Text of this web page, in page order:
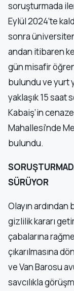
soruşturmada
Eylül 2024’te
sonra
andan itibaren
gün misafir
bulundu ve yurt
yaklaşık 15 saat
Kabaiş’in
Mahallesi’nde
bulundu.
SÜRÜYOR
Olayın
gizlilik kararı
çabalarına
çıkarılmasına
ve Van Barosu
savcılıkla